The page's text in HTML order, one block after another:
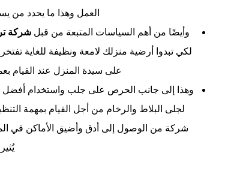
العمل وهذا ما يحدد
وأيضًا من أهم السياسات المتبعة من قبلشركة
لكي تبدوا أرضية منزلك لامعة ونظيفة للغاية
على سيدة المنزل عند القيام
وهذا إلى جانب الحرص على جلب واستخدام أفضل
لجلى البلاط والرخام من أجل القيام بمهمة
شركة من الوصول إلى أدق وأضيق الأماكن في